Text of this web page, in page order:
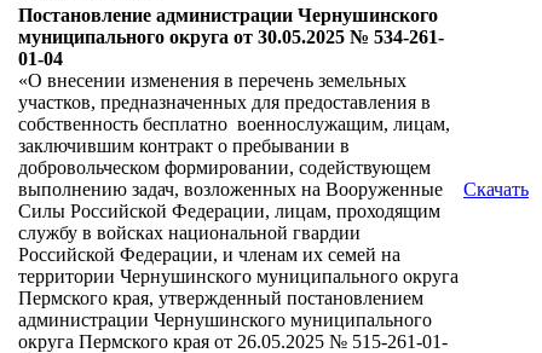
Постановление администрации Чернушинского
муниципального округа от 30.05.2025 № 534-261-
01-04
«О внесении изменения в перечень земельных
участков, предназначенных для предоставления в
собственность бесплатно военнослужащим, лицам,
заключившим контракт о пребывании в
добровольческом формировании, содействующем
выполнению задач, возложенных на Вооруженные
Силы Российской Федерации, лицам, проходящим
службу в войсках национальной гвардии
Российской Федерации, и членам их семей на
территории Чернушинского муниципального округа
Пермского края, утвержденный постановлением
администрации Чернушинского муниципального
округа Пермского края от 26.05.2025 № 515-261-01-
Скачать